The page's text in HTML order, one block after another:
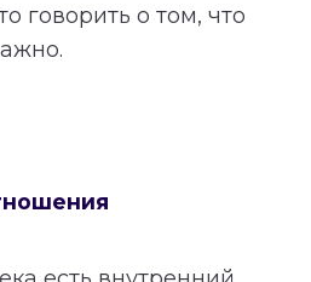
говорить о том, что